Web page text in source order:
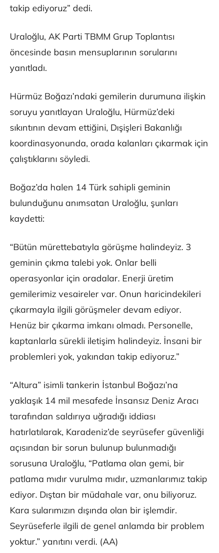
takip ediyoruz” dedi.
Uraloğlu, AK Parti TBMM Grup Toplantısı
öncesinde basın mensuplarının sorularını
yanıtladı.
Hürmüz Boğazı’ndaki gemilerin durumuna ilişkin
soruyu yanıtlayan Uraloğlu, Hürmüz’deki
sıkıntının devam ettiğini, Dışişleri Bakanlığı
koordinasyonunda, orada kalanları çıkarmak için
çalıştıklarını söyledi.
Boğaz’da halen 14 Türk sahipli geminin
bulunduğunu anımsatan Uraloğlu, şunları
kaydetti:
“Bütün mürettebatıyla görüşme halindeyiz. 3
geminin çıkma talebi yok. Onlar belli
operasyonlar için oradalar. Enerji üretim
gemilerimiz vesaireler var. Onun haricindekileri
çıkarmayla ilgili görüşmeler devam ediyor.
Henüz bir çıkarma imkanı olmadı. Personelle,
kaptanlarla sürekli iletişim halindeyiz. İnsani bir
problemleri yok, yakından takip ediyoruz.”
“Altura” isimli tankerin İstanbul Boğazı’na
yaklaşık 14 mil mesafede İnsansız Deniz Aracı
tarafından saldırıya uğradığı iddiası
hatırlatılarak, Karadeniz’de seyrüsefer güvenliği
açısından bir sorun bulunup bulunmadığı
sorusuna Uraloğlu, “Patlama olan gemi, bir
patlama mıdır vurulma mıdır, uzmanlarımız takip
ediyor. Dıştan bir müdahale var, onu biliyoruz.
Kara sularımızın dışında olan bir işlemdir.
Seyrüseferle ilgili de genel anlamda bir problem
yoktur.” yanıtını verdi. (AA)